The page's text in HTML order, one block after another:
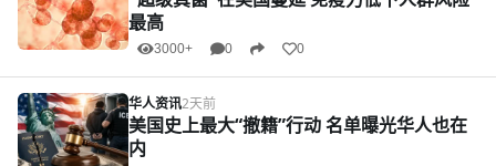
最高
3000+ 0 0
华人资讯2天前
美国史上最大“撤籍”行动 名单曝光华人也在
内